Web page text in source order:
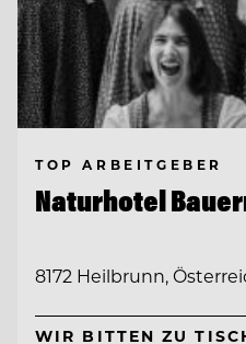
TOP ARBEITGEBER
Naturhotel
8172 Heilbrunn,
WIR BITTEN ZU